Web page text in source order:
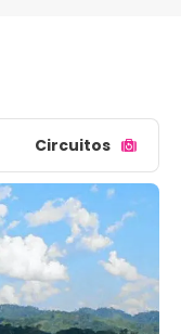
Circuitos